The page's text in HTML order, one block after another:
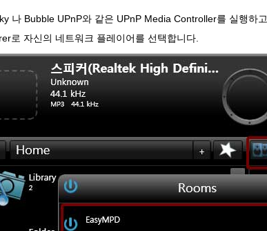
나 Bubble UPnP와 같은 UPnP Media Controller를 실행하
로 자신의 네트워크 플레이어를 선택합니다.